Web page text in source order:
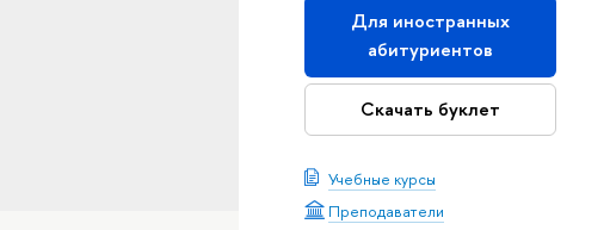
Для иностранных
абитуриентов
Скачать буклет
Учебные курсы
Преподаватели